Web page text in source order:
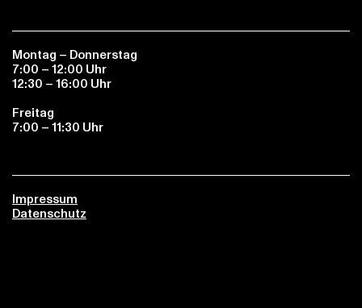
Montag – Donnerstag
7:00 – 12:00 Uhr
12:30 – 16:00 Uhr
Freitag
7:00 – 11:30 Uhr
Impressum
Datenschutz